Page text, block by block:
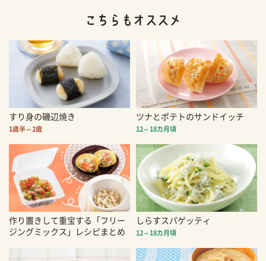
すり身の磯辺焼き
1歳半～2歳
ツナとポテトのサンドイッチ
12～18カ月頃
作り置きして重宝する「フリー
ジングミックス」レシピまとめ
しらすスパゲッティ
12～18カ月頃